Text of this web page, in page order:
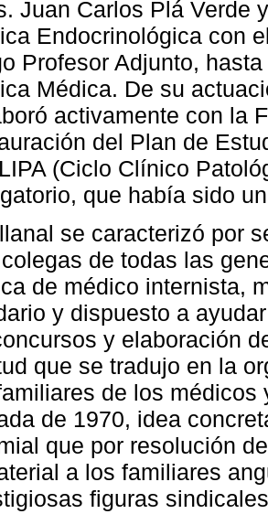
Juan Carlos Plá Verde
Endocrinológica con
Profesor Adjunto,
Médica. De su
activamente con la
del Plan de
(Ciclo Clínico
que había sido
se caracterizó por
de todas las
de médico internista,
y dispuesto a
y elaboración
que se tradujo en la
de los
de 1970, idea
que por resolución
a los familiares
figuras